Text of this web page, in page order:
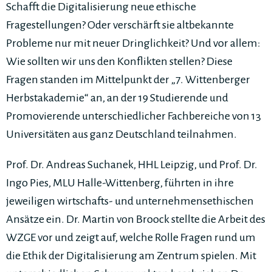
Schafft die Digitalisierung neue ethische
Fragestellungen? Oder verschärft sie altbekannte
Probleme nur mit neuer Dringlichkeit? Und vor allem:
Wie sollten wir uns den Konflikten stellen? Diese
Fragen standen im Mittelpunkt der „7. Wittenberger
Herbstakademie“ an, an der 19 Studierende und
Promovierende unterschiedlicher Fachbereiche von 13
Universitäten aus ganz Deutschland teilnahmen.
Prof. Dr. Andreas Suchanek, HHL Leipzig, und Prof. Dr.
Ingo Pies, MLU Halle-Wittenberg, führten in ihre
jeweiligen wirtschafts- und unternehmensethischen
Ansätze ein. Dr. Martin von Broock stellte die Arbeit des
WZGE vor und zeigt auf, welche Rolle Fragen rund um
die Ethik der Digitalisierung am Zentrum spielen. Mit